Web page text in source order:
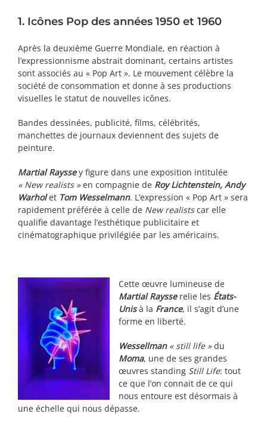
1. Icônes Pop des années 1950 et 1960
Après la deuxième Guerre Mondiale, en réaction à
l’expressionnisme abstrait dominant, certains artistes
sont associés au « Pop Art ». Le mouvement célèbre la
société de consommation et donne à ses productions
visuelles le statut de nouvelles icônes.
Bandes dessinées, publicité, films, célébrités,
manchettes de journaux deviennent des sujets de
peinture.
Martial Rayssey figure dans une exposition intitulée
« New realists »en compagnie de Roy Lichtenstein, Andy
Warholet Tom Wesselmann. L’expression « Pop Art » sera
rapidement préférée à celle de New realistscar elle
qualifie davantage l’esthétique publicitaire et
cinématographique privilégiée par les américains.
Cette œuvre lumineuse de
Martial Raysserelie les États-
Unisà la France, il s’agit d’une
forme en liberté.
Wessellman « still life »du
Moma, une de ses grandes
œuvres standing Still Life: tout
ce que l’on connait de ce qui
nous entoure est désormais à
une échelle qui nous dépasse.